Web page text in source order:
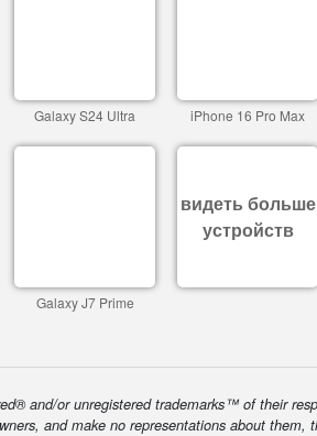
Galaxy S24 Ultra iPhone 16 Pro Max
Galaxy J7 Prime
видеть больше
устройств
and/or unregistered trademarks™ of their
and make no representations about them,